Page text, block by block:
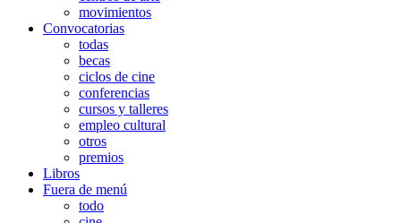
movimientos
Convocatorias
todas
becas
ciclos de cine
conferencias
cursos y talleres
empleo cultural
otros
premios
Libros
Fuera de menú
todo